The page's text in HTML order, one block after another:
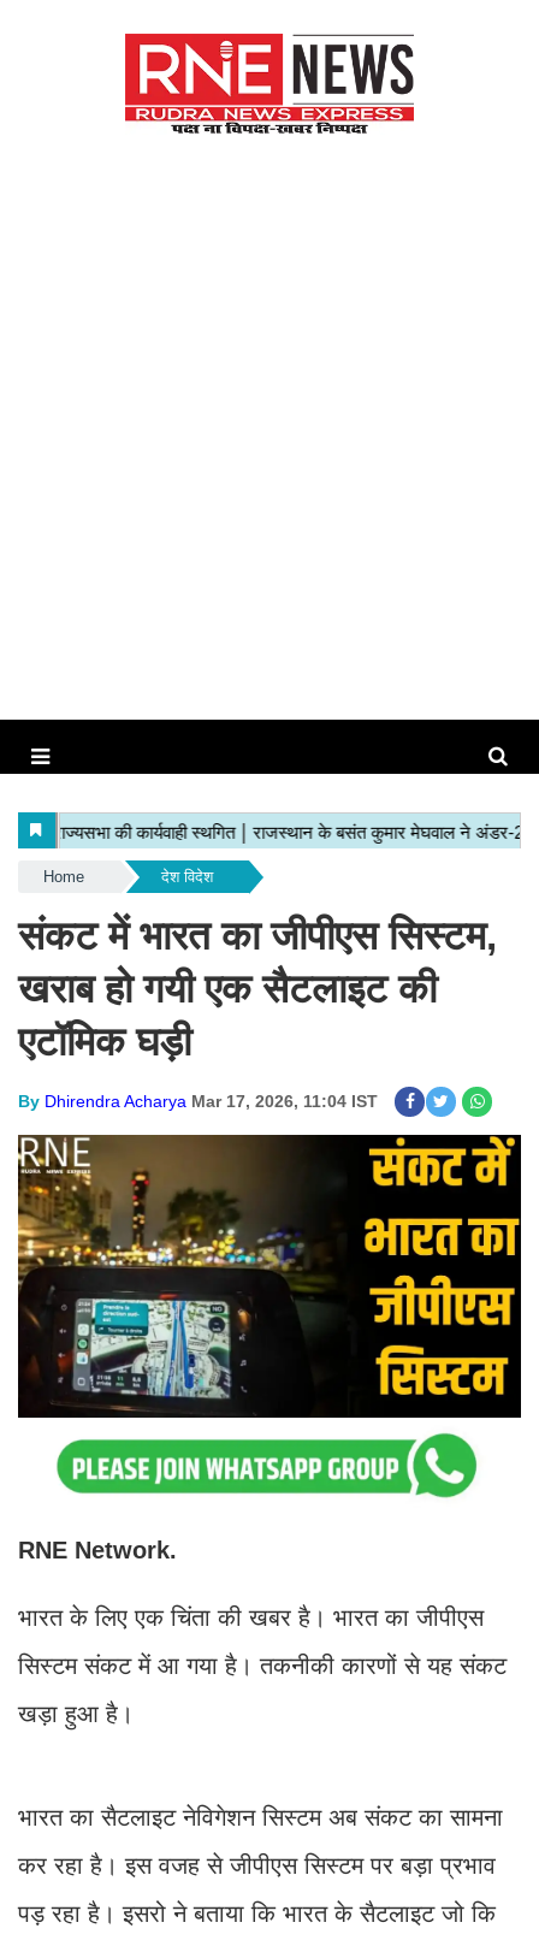
Home देश विदेश
संकट में भारत का जीपीएस सिस्टम,
खराब हो गयी एक सैटलाइट की
एटॉमिक घड़ी
By Dhirendra Acharya Mar 17, 2026, 11:04 IST
RNE Network.
भारत के लिए एक चिंता की खबर है। भारत का जीपीएस
सिस्टम संकट में आ गया है। तकनीकी कारणों से यह संकट
खड़ा हुआ है।
भारत का सैटलाइट नेविगेशन सिस्टम अब संकट का सामना
कर रहा है। इस वजह से जीपीएस सिस्टम पर बड़ा प्रभाव
पड़ रहा है। इसरो ने बताया कि भारत के सैटलाइट जो कि